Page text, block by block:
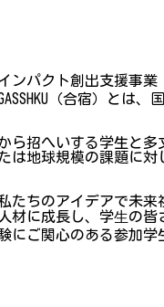
クト創出支援事業
（合宿）とは
招へいする学生と
地球規模の課題に
たちのアイデアで
に成長し、学⽣の
ご関心のある参加学